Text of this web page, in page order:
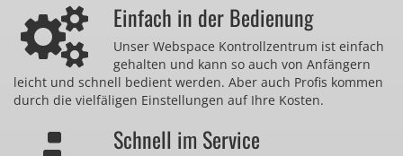
Einfach in der Bedienung
Unser Webspace Kontrollzentrum ist einfach
gehalten und kann so auch von Anfängern
leicht und schnell bedient werden. Aber auch Profis kommen
durch die vielfäligen Einstellungen auf Ihre Kosten.
Schnell im Service